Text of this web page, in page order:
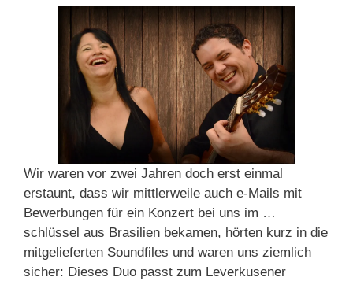
Wir waren vor zwei Jahren doch erst einmal
erstaunt, dass wir mittlerweile auch e-Mails mit
Bewerbungen für ein Konzert bei uns im …
schlüssel aus Brasilien bekamen, hörten kurz in die
mitgelieferten Soundfiles und waren uns ziemlich
sicher: Dieses Duo passt zum Leverkusener